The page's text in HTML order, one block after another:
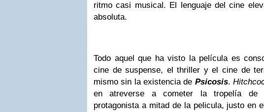
ritmo casi musical. El lenguaje del cine
absoluta.
Todo aquel que ha visto la película es
cine de suspense, el thriller y el cine de
mismo sin la existencia de Psicosis.
en atreverse a cometer la tropelía de
protagonista a mitad de la pelicula, justo en